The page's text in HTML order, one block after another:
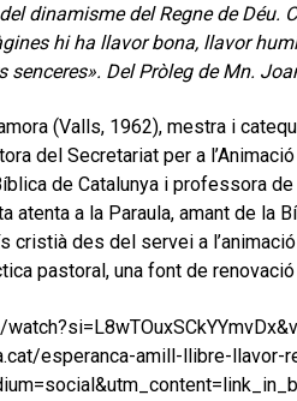
dinamisme del Regne de Déu.
hi ha llavor bona, llavor
Del Pròleg de Mn.
(Valls, 1962), mestra i
del Secretariat per a
de Catalunya i professora
atenta a la Paraula, amant de
cristià des del servei a
pastoral, una font de
esperanca-amill-llibre-llavor-